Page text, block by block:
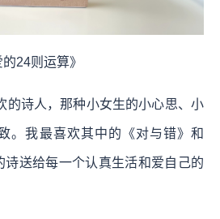
24则运算》
的诗人，那种小女生的小心思、小
。我最喜欢其中的《对与错》和
诗送给每一个认真生活和爱自己的